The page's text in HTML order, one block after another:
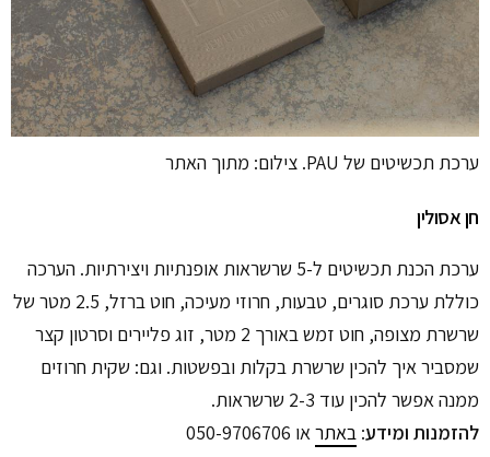
ערכת תכשיטים של PAU. צילום: מתוך האתר
חן אסולין
ערכת הכנת תכשיטים ל-5 שרשראות אופנתיות ויצירתיות. הערכה
כוללת ערכת סוגרים, טבעות, חרוזי מעיכה, חוט ברזל, 2.5 מטר של
שרשרת מצופה, חוט זמש באורך 2 מטר, זוג פליירים וסרטון קצר
שמסביר איך להכין שרשרת בקלות ובפשטות. וגם: שקית חרוזים
ממנה אפשר להכין עוד 2-3 שרשראות.
להזמנות ומידע: באתראו 050-9706706